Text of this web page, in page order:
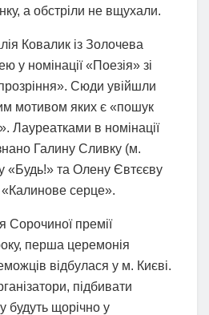
а обстріли не вщухали.
Ковалик із Золочева
у номінації «Поезія» зі
Сюди увійшли
мотивом яких є «пошук
Лауреатками в номінації
Галину Сливку (м.
«Будь!» та Олену Євтєєву
«Калинове серце».
Сорочиної премії
перша церемонія
відбулася у м. Києві.
підбивати
будуть щорічно у